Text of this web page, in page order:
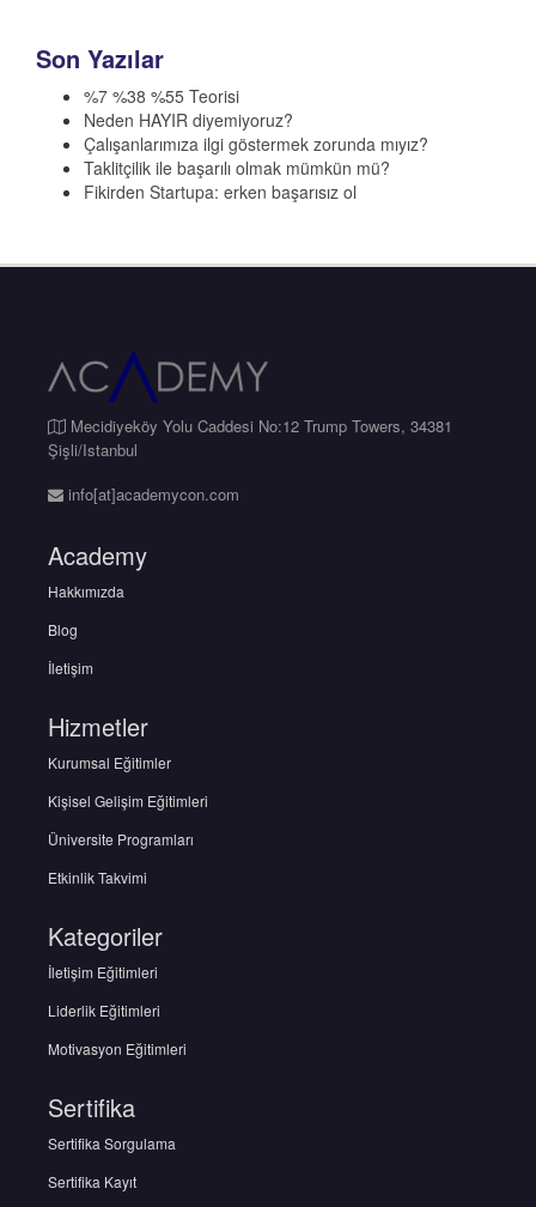
Son Yazılar
%7 %38 %55 Teorisi
Neden HAYIR diyemiyoruz?
Çalışanlarımıza ilgi göstermek zorunda mıyız?
Taklitçilik ile başarılı olmak mümkün mü?
Fikirden Startupa: erken başarısız ol
Mecidiyeköy Yolu Caddesi No:12 Trump Towers, 34381
Şişli/Istanbul
info[at]academycon.com
Academy
Hakkımızda
Blog
İletişim
Hizmetler
Kurumsal Eğitimler
Kişisel Gelişim Eğitimleri
Üniversite Programları
Etkinlik Takvimi
Kategoriler
İletişim Eğitimleri
Liderlik Eğitimleri
Motivasyon Eğitimleri
Sertifika
Sertifika Sorgulama
Sertifika Kayıt